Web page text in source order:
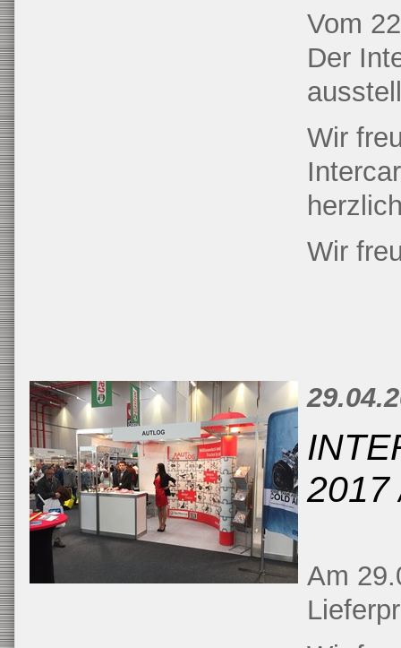
Vom
Der
Wir
Wir
2017
Am